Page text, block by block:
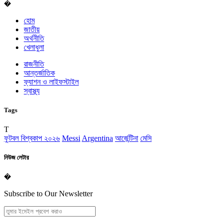
�
হোম
জাতীয়
অর্থনীতি
খেলাধুলা
রাজনীতি
আন্তর্জাতিক
ফ্যাশন ও লাইফস্টাইল
স্বাস্থ্য
Tags
T
ফুটবল বিশ্বকাপ ২০২৬ Messi Argentina আর্জেন্টিনা মেসি
নিউজ লেটার
�
Subscribe to Our Newsletter